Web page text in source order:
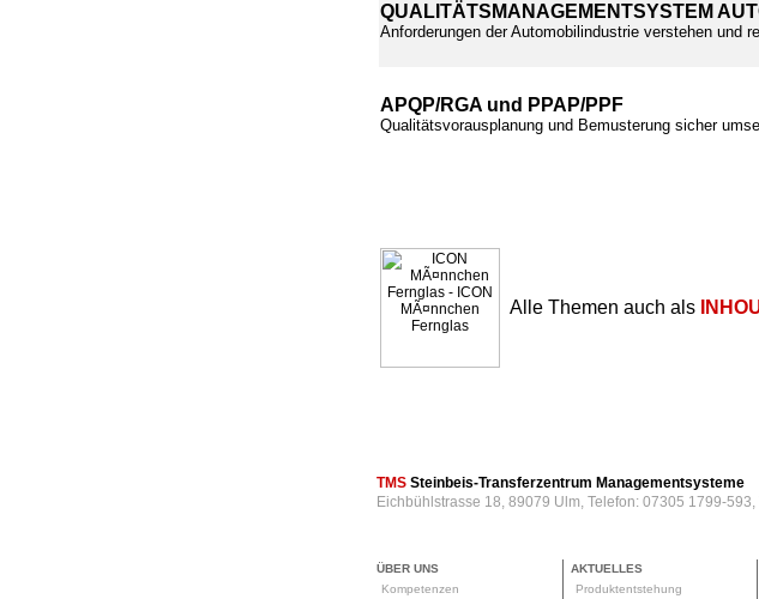
QUALITÄTSMANAGEMENTSYSTEM
Anforderungen der Automobilindustrie verstehen und
APQP/RGA und PPAP/PPF
Qualitätsvorausplanung und Bemusterung sicher
Alle Themen auch als
TMS Steinbeis-Transferzentrum Managementsysteme
Eichbühlstrasse 18, 89079 Ulm, Telefon: 07305 1799-
ÜBER UNS
Kompetenzen
AKTUELLES
Produktentstehung